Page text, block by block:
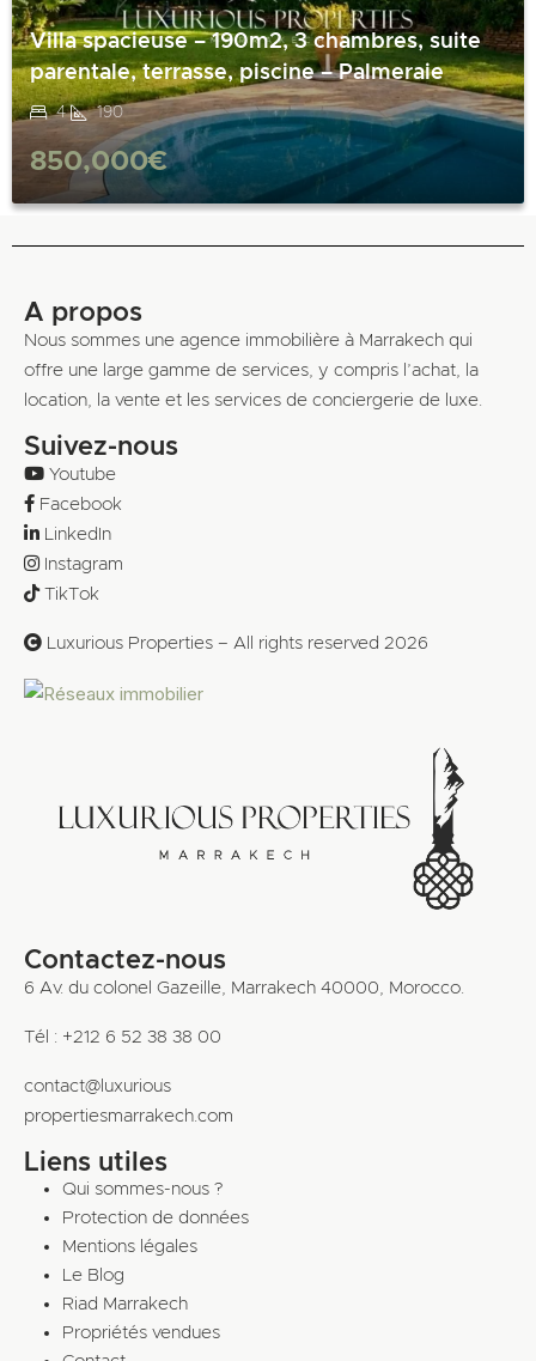
Villa spacieuse – 190m2, 3 chambres, suite
parentale, terrasse, piscine – Palmeraie
4 190
850,000€
A propos
Nous sommes une agence immobilière à Marrakech qui
offre une large gamme de services, y compris l’achat, la
location, la vente et les services de conciergerie de luxe.
Suivez-nous
Youtube
Facebook
LinkedIn
Instagram
TikTok
Luxurious Properties – All rights reserved 2026
Contactez-nous
6 Av. du colonel Gazeille, Marrakech 40000, Morocco.
Tél : +212 6 52 38 38 00
contact@luxurious
propertiesmarrakech.com
Liens utiles
Qui sommes-nous ?
Protection de données
Mentions légales
Le Blog
Riad Marrakech
Propriétés vendues